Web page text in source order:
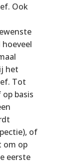
Ook
het
Tot
basis
of
om op
eerste